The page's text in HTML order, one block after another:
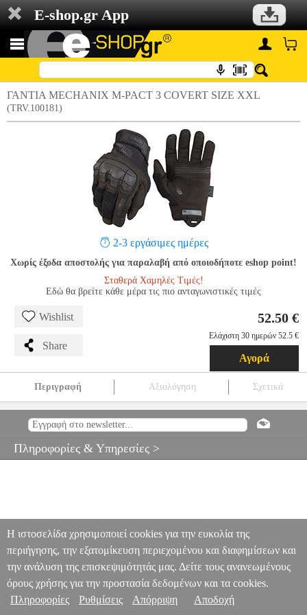
E-shop.gr App
ΓΑΝΤΙΑ MECHANIX M-PACT 3 COVERT SIZE XXL
(TRV.100181)
2-3 εργάσιμες ημέρες
Χωρίς έξοδα αποστολής για παραλαβή από οποιοδήποτε eshop point!
Σταθερά Χαμηλές Τιμές!
Εδώ θα βρείτε κάθε μέρα τις πιο ανταγωνιστικές τιμές
Wishlist
Share
52.50 €
Ελάχιστη 30 ημερών 52.5 €
Αγορά
Περιγραφή Αξιολόγηση Σχετικά
TRV.100181 TRV.100181 MECHANIX
ΑΞΕΣΟΥΑΡ
Πληροφορίες & Υπηρεσίες >
Η ιστοσελίδα χρησιμοποιεί cookies για την ευκολία της
περιήγησης, την εξατομίκευση περιεχομένου και διαφημίσεων και
την ανάλυση της επισκεψιμότητάς μας. Δείτε τους ανανεωμένους
όρους χρήσης για την προστασία δεδομένων και τα cookies.
Πληροφορίες
Ρυθμίσεις Απόρριψη Αποδοχή